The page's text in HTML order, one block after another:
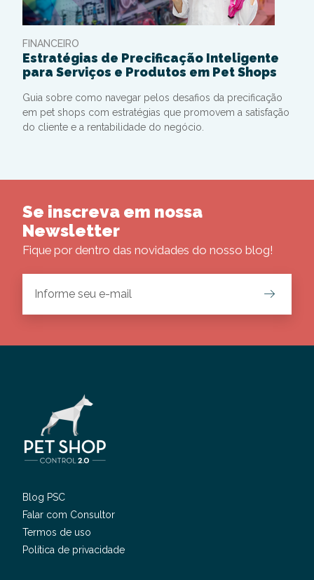
FINANCEIRO
Estratégias de Precificação Inteligente
para Serviços e Produtos em Pet Shops
Guia sobre como navegar pelos desafios da precificação
em pet shops com estratégias que promovem a satisfação
do cliente e a rentabilidade do negócio.
Se inscreva em nossa
Newsletter
Fique por dentro das novidades do nosso blog!
Blog PSC
Falar com Consultor
Termos de uso
Política de privacidade